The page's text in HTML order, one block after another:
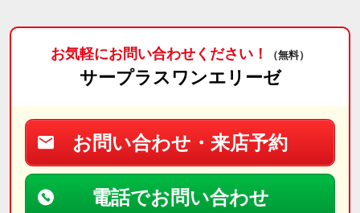
お気軽にお問い合わせください！ （無料）
サープラスワンエリーゼ
お問い合わせ・来店予約
電話でお問い合わせ